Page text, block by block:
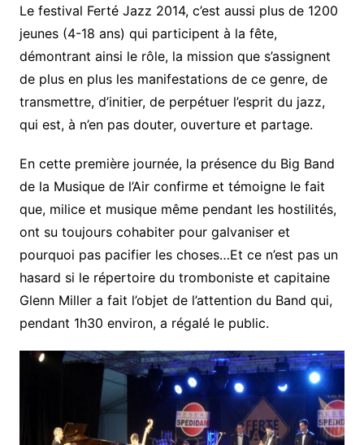
Le festival Ferté Jazz 2014, c’est aussi plus de 1200
jeunes (4-18 ans) qui participent à la fête,
démontrant ainsi le rôle, la mission que s’assignent
de plus en plus les manifestations de ce genre, de
transmettre, d’initier, de perpétuer l’esprit du jazz,
qui est, à n’en pas douter, ouverture et partage.
En cette première journée, la présence du Big Band
de la Musique de l’Air confirme et témoigne le fait
que, milice et musique même pendant les hostilités,
ont su toujours cohabiter pour galvaniser et
pourquoi pas pacifier les choses…Et ce n’est pas un
hasard si le répertoire du tromboniste et capitaine
Glenn Miller a fait l’objet de l’attention du Band qui,
pendant 1h30 environ, a régalé le public.